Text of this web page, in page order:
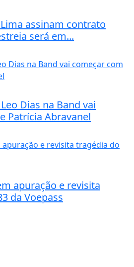
assinam contrato
será em...
Dias na Band vai
Patrícia Abravanel
apuração e revisita
da Voepass